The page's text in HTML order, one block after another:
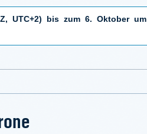
UTC+2) bis zum 6. Oktober um